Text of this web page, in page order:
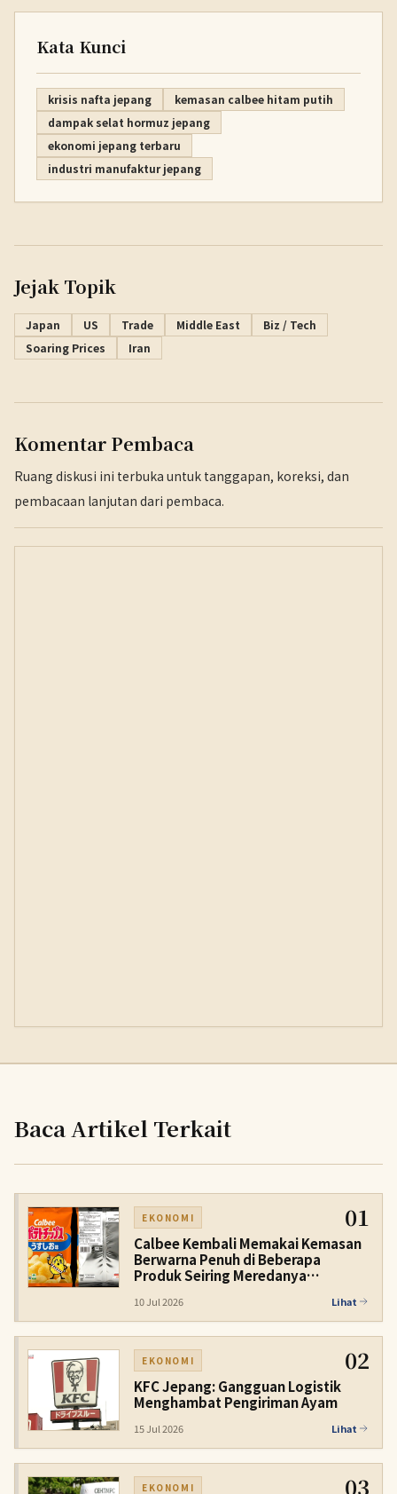
Kata Kunci
krisis nafta jepang
kemasan calbee hitam putih
dampak selat hormuz jepang
ekonomi jepang terbaru
industri manufaktur jepang
Jejak Topik
Japan US Trade Middle East
Biz / Tech
Soaring Prices
Iran
Komentar Pembaca
Ruang diskusi ini terbuka untuk tanggapan, koreksi, dan
pembacaan lanjutan dari pembaca.
Baca Artikel Terkait
EKONOMI 01
Calbee Kembali Memakai Kemasan
Berwarna Penuh di Beberapa
Produk Seiring Meredanya
10 Jul 2026 Lihat
EKONOMI 02
KFC Jepang: Gangguan Logistik
Menghambat Pengiriman Ayam
15 Jul 2026 Lihat
EKONOMI 03